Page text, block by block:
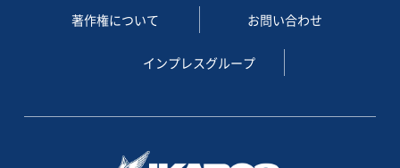
著作権について お問い合わせ
インプレスグループ